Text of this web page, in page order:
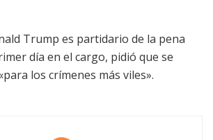
Trump es partidario de la pena
día en el cargo, pidió que se
los crímenes más viles».